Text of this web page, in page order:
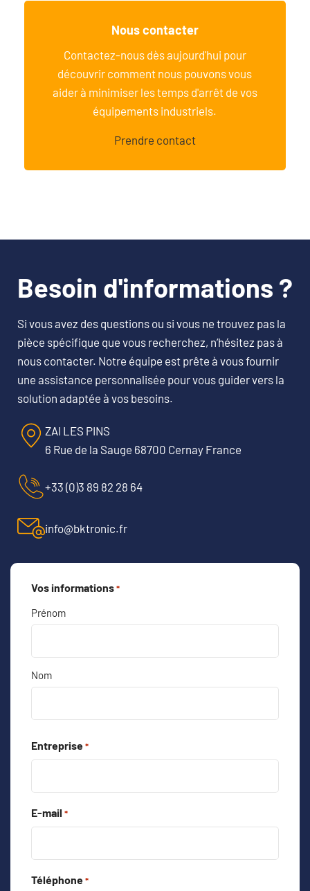
Nous contacter
Contactez-nous dès aujourd'hui pour
découvrir comment nous pouvons vous
aider à minimiser les temps d'arrêt de vos
équipements industriels.
Prendre contact
Besoin d'informations ?
Si vous avez des questions ou si vous ne trouvez pas la
pièce spécifique que vous recherchez, n’hésitez pas à
nous contacter. Notre équipe est prête à vous fournir
une assistance personnalisée pour vous guider vers la
solution adaptée à vos besoins.
ZAI LES PINS
6 Rue de la Sauge 68700 Cernay France
+33 (0)3 89 82 28 64
info@bktronic.fr
Vos informations *
Prénom
Nom
Entreprise *
E-mail *
Téléphone *